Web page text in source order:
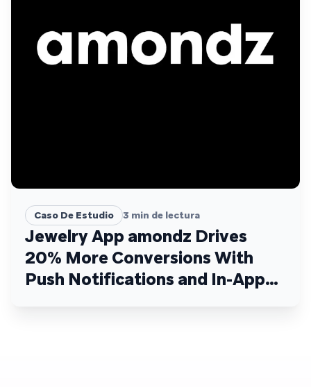
Caso De Estudio 3 min de lectura
Jewelry App amondz Drives
20% More Conversions With
Push Notifications and In-App